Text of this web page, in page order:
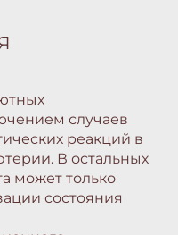
случаев
реакций в
В остальных
может только
состояния